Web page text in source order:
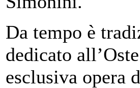
Da tempo è
dedicato
esclusiva opera